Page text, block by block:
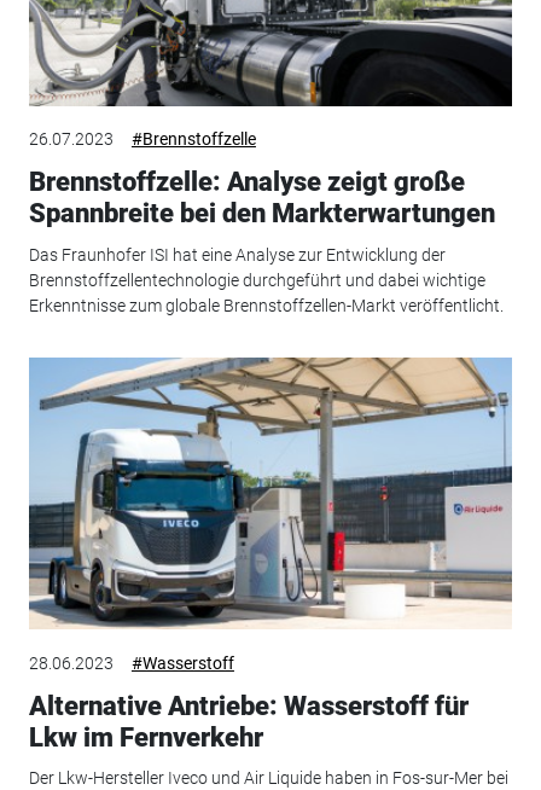
26.07.2023 #Brennstoffzelle
Brennstoffzelle: Analyse zeigt große
Spannbreite bei den Markterwartungen
Das Fraunhofer ISI hat eine Analyse zur Entwicklung der
Brennstoffzellentechnologie durchgeführt und dabei wichtige
Erkenntnisse zum globale Brennstoffzellen-Markt veröffentlicht.
28.06.2023 #Wasserstoff
Alternative Antriebe: Wasserstoff für
Lkw im Fernverkehr
Der Lkw-Hersteller Iveco und Air Liquide haben in Fos-sur-Mer bei